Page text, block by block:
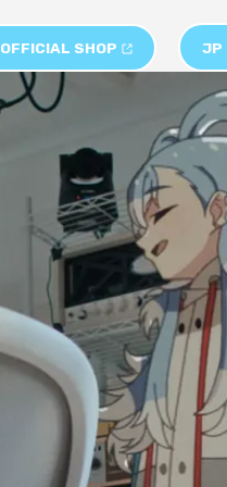
OFFICIAL SHOP JP